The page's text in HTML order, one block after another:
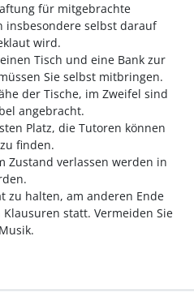
für mitgebrachte
insbesondere selbst darauf
wird.
Tisch und eine Bank zur
Sie selbst mitbringen.
der Tische, im Zweifel sind
angebracht.
Platz, die Tutoren können
finden.
Zustand verlassen werden in
zu halten, am anderen Ende
statt. Vermeiden Sie